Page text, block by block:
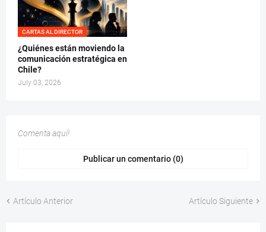
CARTAS AL DIRECTOR
¿Quiénes están moviendo la
comunicación estratégica en
Chile?
July 03, 2026
Comenta aquí!
Publicar un comentario (0)
Artículo Anterior Artículo Siguiente